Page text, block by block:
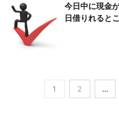
今日中に現金
日借りれるとこ
1 2 …